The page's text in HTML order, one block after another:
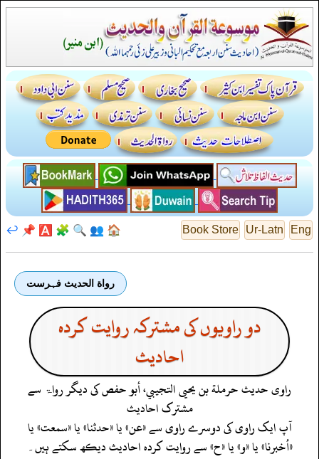
Eng
Ur-Latn
Book Store
🏠
👥
🔍
🧩
🅰️
📌
↩️
رواة الحديث فہرست
دو راویوں کی مشترکہ روایت کردہ
احادیث
راوی حدیثحرملة بن يحيى التجيبي، أبو حفصکی دیگر رواۃ سے
مشترک احادیث
آپ ایک راوی کی دوسرے راوی سے «عن» یا «حدثنا» یا «سمعت» یا
«أخبرنا» یا «و» یا «ح» سے روایت کردہ احادیث دیکھ سکتے ہیں۔